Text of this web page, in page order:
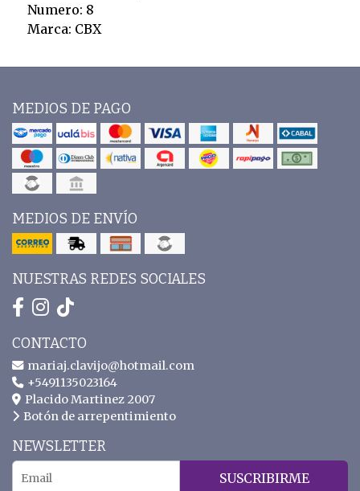
Numero: 8
Marca: CBX
MEDIOS DE PAGO
MEDIOS DE ENVÍO
NUESTRAS REDES SOCIALES
CONTACTO
mariaj.clavijo@hotmail.com
+5491135023164
Placido Martinez 2007
Botón de arrepentimiento
NEWSLETTER
SUSCRIBIRME